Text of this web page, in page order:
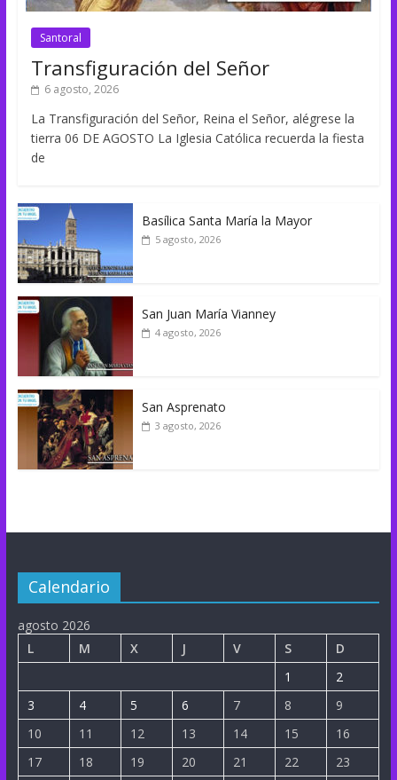
Santoral
Transfiguración del Señor
6 agosto, 2026
La Transfiguración del Señor, Reina el Señor, alégrese la
tierra 06 DE AGOSTO La Iglesia Católica recuerda la fiesta
de
Basílica Santa María la Mayor
5 agosto, 2026
San Juan María Vianney
4 agosto, 2026
San Asprenato
3 agosto, 2026
Calendario
agosto 2026
L
M X J V S
D
1
2
3
4 5 6 7 8
9
10
11 12 13 14 15
16
17
18 19 20 21 22
23